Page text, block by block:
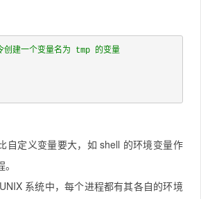
建一个变量名为 tmp 的变量
自定义变量要大，如 shell 的环境变量作
系统中，每个进程都有其各自的环境